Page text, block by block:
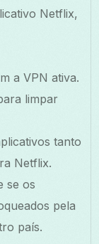
Netflix,
a VPN ativa.
limpar
tanto
Netflix.
se os
pela
país.